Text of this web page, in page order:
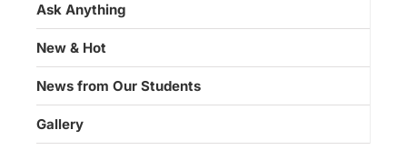
Ask Anything
New & Hot
News from Our Students
Gallery